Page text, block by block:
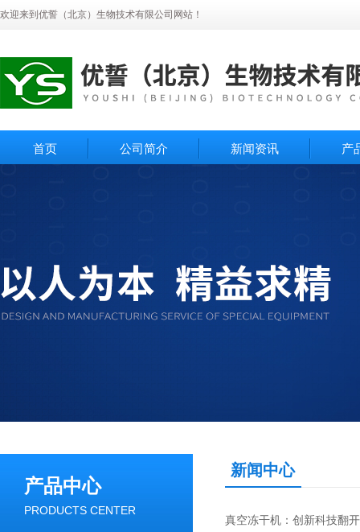
欢迎来到优誓（北京）生物技术有限公司网站！
首页 公司简介 新闻资讯 产
产品中心
PRODUCTS CENTER
新闻中心
真空冻干机：创新科技翻